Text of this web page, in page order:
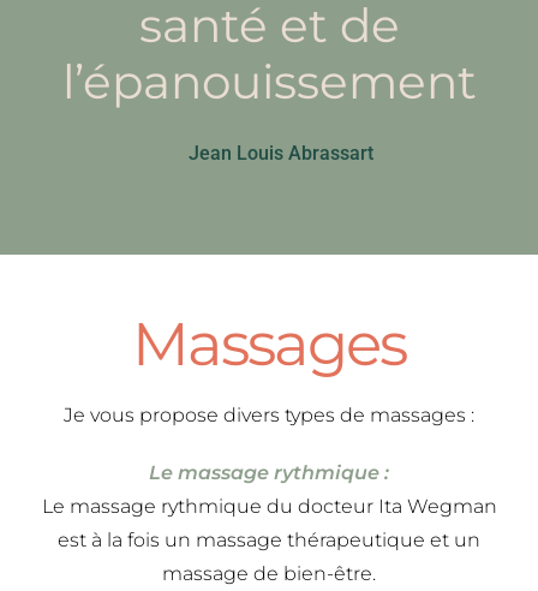
santé et de
l’épanouissement
Jean Louis Abrassart
Massages
Je vous propose divers types de massages :
Le massage rythmique :
Le massage rythmique du docteur Ita Wegman
est à la fois un massage thérapeutique et un
massage de bien-être.